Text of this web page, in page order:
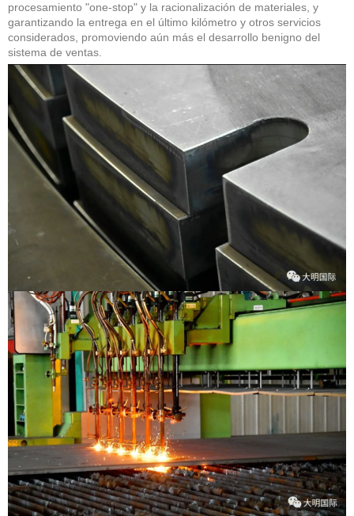
procesamiento "one-stop" y la racionalización de materiales, y
garantizando la entrega en el último kilómetro y otros servicios
considerados, promoviendo aún más el desarrollo benigno del
sistema de ventas.